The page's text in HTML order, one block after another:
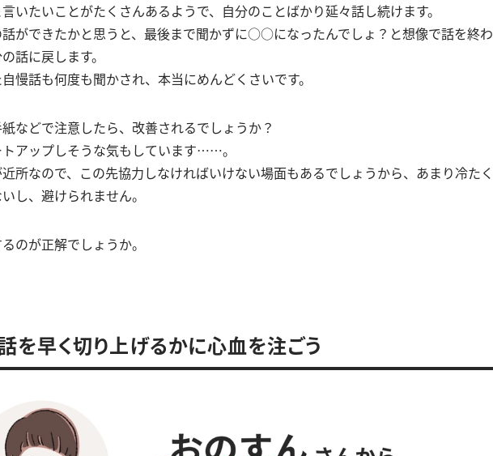
いたいことがたくさんあるようで、自分のことばかり延々話し続けます。
ができたかと思うと、最後まで聞かずに○○になったんでしょ？と想像で話を終わ
話に戻します。
慢話も何度も聞かされ、本当にめんどくさいです。
などで注意したら、改善されるでしょうか？
アップしそうな気もしています……。
所なので、この先協力しなければいけない場面もあるでしょうから、あまり冷たく
し、避けられません。
のが正解でしょうか。
を早く切り上げるかに心血を注ごう